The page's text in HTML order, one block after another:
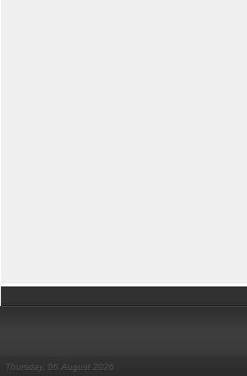
Thursday, 06 August 2026